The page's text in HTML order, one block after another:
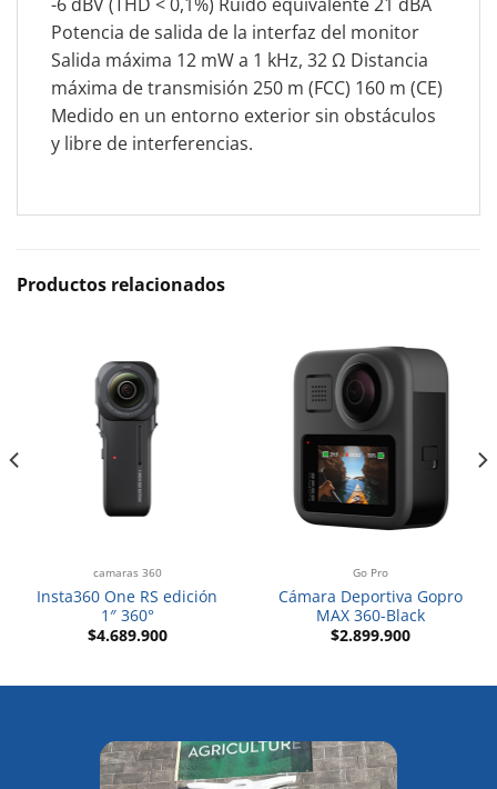
Potencia de salida de la interfaz del monitor
Salida máxima 12 mW a 1 kHz, 32 Ω Distancia
máxima de transmisión 250 m (FCC) 160 m (CE)
Medido en un entorno exterior sin obstáculos
y libre de interferencias.
Productos relacionados
camaras 360
Insta360 One RS edición
1″ 360°
$4.689.900
Go Pro
Cámara Deportiva Gopro
MAX 360-Black
$2.899.900